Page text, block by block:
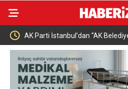
“AK Belediyeciliği Yerinde Gör”